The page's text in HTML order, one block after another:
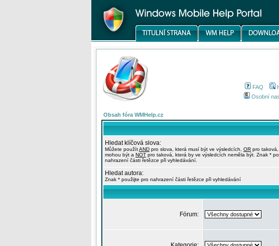
FAQ
Osobní
Obsah fóra WMHelp.cz
Hledat klíčová slova:
Můžete použítAND pro slova, která musí být ve výsledcích, OR pro
mohou být a NOT pro taková, která by ve výsledcích neměla být. Znak *
nahrazení části řetězce při vyhledávání.
Hledat autora:
Znak * použijte pro nahrazení části řetězce při vyhledávání
Fórum: